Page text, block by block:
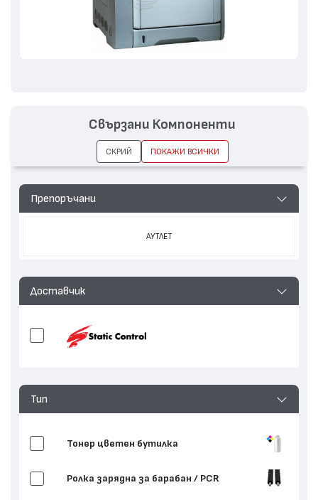
Препоръчани
АУТЛЕТ
Доставчик
Тип
Тонер цветен бутилка
Ролка зарядна за барабан / PCR
Свързани Компоненти
СКРИЙ ПОКАЖИ ВСИЧКИ